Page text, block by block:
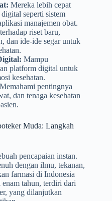
Mereka lebih cepat
seperti sistem
manajemen obat.
riset baru,
dan ide-ide segar untuk
Mampu
platform digital untuk
kesehatan.
Memahami pentingnya
dan tenaga kesehatan
Muda: Langkah
pencapaian instan.
dengan ilmu, tekanan,
farmasi di Indonesia
tahun, terdiri dari
yang dilanjutkan